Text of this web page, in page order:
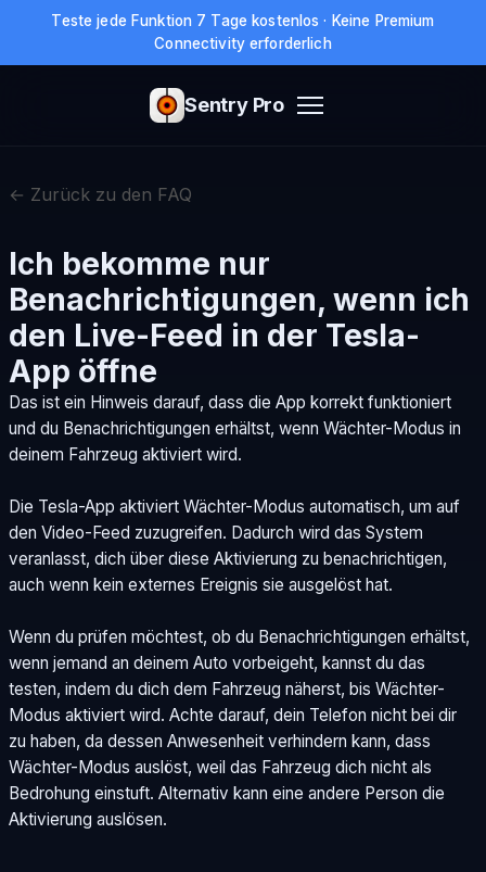
Teste jede Funktion 7 Tage kostenlos · Keine Premium
Connectivity erforderlich
Sentry Pro
← Zurück zu den FAQ
Ich bekomme nur
Benachrichtigungen, wenn ich
den Live-Feed in der Tesla-
App öffne
Das ist ein Hinweis darauf, dass die App korrekt funktioniert
und du Benachrichtigungen erhältst, wenn Wächter-Modus in
deinem Fahrzeug aktiviert wird.
Die Tesla-App aktiviert Wächter-Modus automatisch, um auf
den Video-Feed zuzugreifen. Dadurch wird das System
veranlasst, dich über diese Aktivierung zu benachrichtigen,
auch wenn kein externes Ereignis sie ausgelöst hat.
Wenn du prüfen möchtest, ob du Benachrichtigungen erhältst,
wenn jemand an deinem Auto vorbeigeht, kannst du das
testen, indem du dich dem Fahrzeug näherst, bis Wächter-
Modus aktiviert wird. Achte darauf, dein Telefon nicht bei dir
zu haben, da dessen Anwesenheit verhindern kann, dass
Wächter-Modus auslöst, weil das Fahrzeug dich nicht als
Bedrohung einstuft. Alternativ kann eine andere Person die
Aktivierung auslösen.